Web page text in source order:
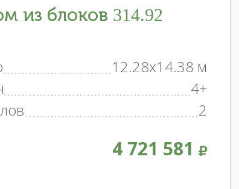
из блоков 314.92
12.28x14.38 м
4+
2
4 721 581